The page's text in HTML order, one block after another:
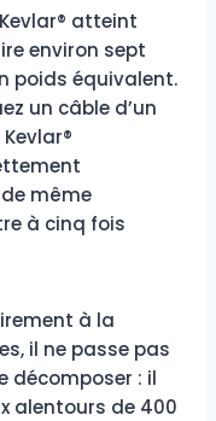
atteint
environ sept
poids équivalent.
un câble d’un
même
à cinq fois
à la
il ne passe pas
décomposer : il
alentours de 400